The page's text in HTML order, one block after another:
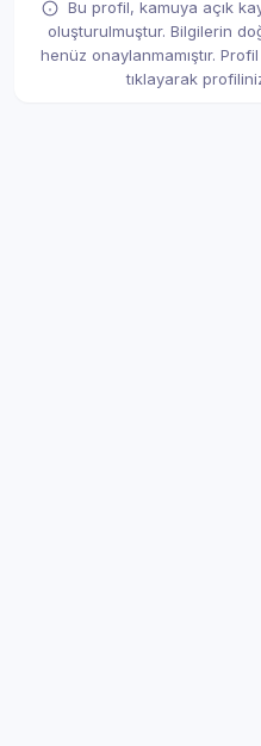
Bu profil, kamuya açık
oluşturulmuştur. Bilgilerin
henüz onaylanmamıştır.
tıklayarak